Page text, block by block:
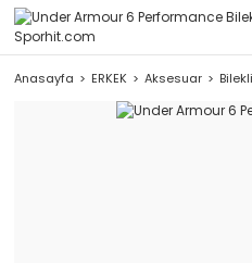
Anasayfa ERKEK Aksesuar